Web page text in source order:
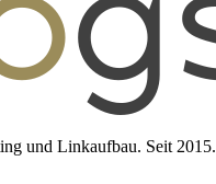
und Linkaufbau. Seit 2015.